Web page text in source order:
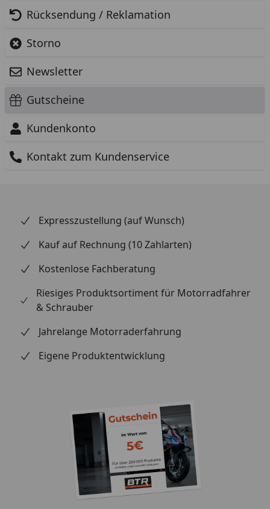
Rücksendung / Reklamation
Storno
Newsletter
Gutscheine
Kundenkonto
Kontakt zum Kundenservice
Expresszustellung (auf Wunsch)
Kauf auf Rechnung (10 Zahlarten)
Kostenlose Fachberatung
Riesiges Produktsortiment für Motorradfahrer
& Schrauber
Jahrelange Motorraderfahrung
Eigene Produktentwicklung